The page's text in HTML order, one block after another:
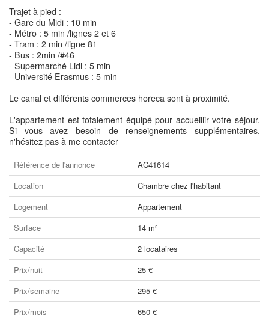
Trajet à pied :
- Gare du Midi : 10 min
- Métro : 5 min /lignes 2 et 6
- Tram : 2 min /ligne 81
- Bus : 2min /#46
- Supermarché Lidl : 5 min
- Université Erasmus : 5 min
Le canal et différents commerces horeca sont à proximité.
L'appartement est totalement équipé pour accueillir votre séjour.
Si vous avez besoin de renseignements supplémentaires,
n'hésitez pas à me contacter
Référence de l'annonce
AC41614
Location
Chambre chez l'habitant
Logement
Appartement
Surface
14 m²
Capacité
2 locataires
Prix/nuit
25 €
Prix/semaine
295 €
Prix/mois
650 €